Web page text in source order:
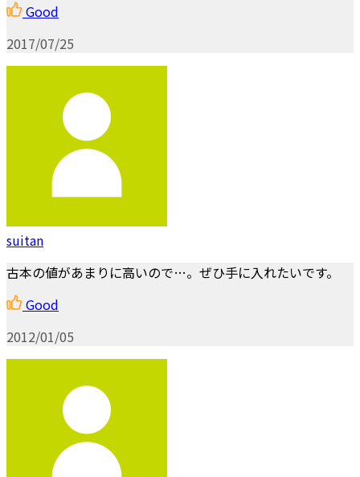
Good
2017/07/25
suitan
古本の値があまりに高いので…。ぜひ手に入れたいです。
Good
2012/01/05